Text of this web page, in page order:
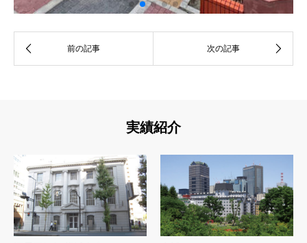
実績紹介